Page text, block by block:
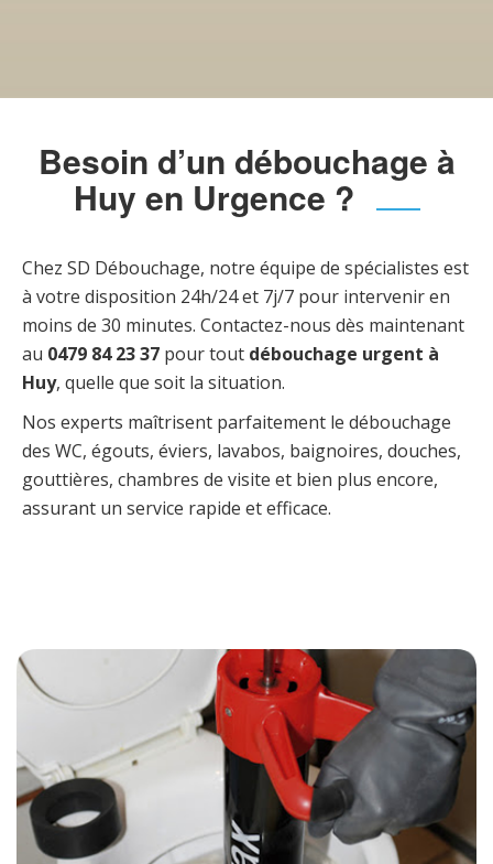
Besoin d’un débouchage à
Huy en Urgence ?
Chez SD Débouchage, notre équipe de spécialistes est
à votre disposition 24h/24 et 7j/7 pour intervenir en
moins de 30 minutes. Contactez-nous dès maintenant
au 0479 84 23 37 pour tout débouchage urgent à
Huy, quelle que soit la situation.
Nos experts maîtrisent parfaitement le débouchage
des WC, égouts, éviers, lavabos, baignoires, douches,
gouttières, chambres de visite et bien plus encore,
assurant un service rapide et efficace.